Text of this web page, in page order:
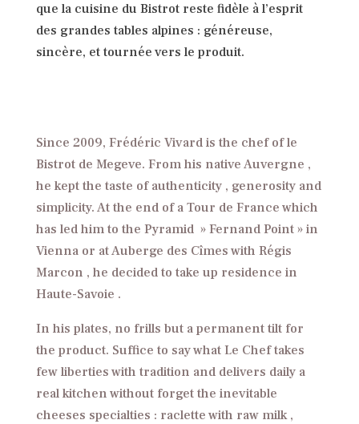
que la cuisine du Bistrot reste fidèle à l’esprit
des grandes tables alpines : généreuse,
sincère, et tournée vers le produit.
Since 2009, Frédéric Vivard is the chef of le
Bistrot de Megeve. From his native Auvergne ,
he kept the taste of authenticity , generosity and
simplicity. At the end of a Tour de France which
has led him to the Pyramid » Fernand Point » in
Vienna or at Auberge des Cîmes with Régis
Marcon , he decided to take up residence in
Haute-Savoie .
In his plates, no frills but a permanent tilt for
the product. Suffice to say what Le Chef takes
few liberties with tradition and delivers daily a
real kitchen without forget the inevitable
cheeses specialties : raclette with raw milk ,